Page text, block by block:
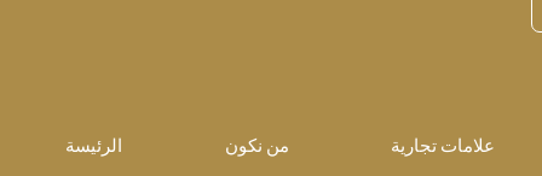
الرئيسة من نكون علامات تجارية